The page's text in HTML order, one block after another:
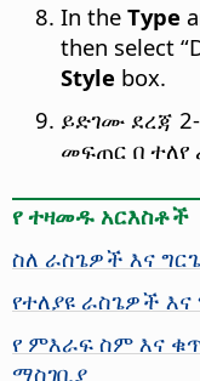
In the Type
then select
Style box.
ይድገሙ ደረጃ
መፍጠር በ ተለየ
የ ተዛመዱ አርእስቶች
ስለ ራስጌዎች እና
የተለያዩ ራስጌዎች
የ ምእራፍ ስም እና
ማስገቢያ